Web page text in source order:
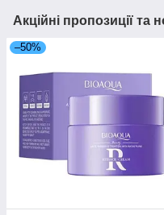
Акційні пропозиції та
–50%